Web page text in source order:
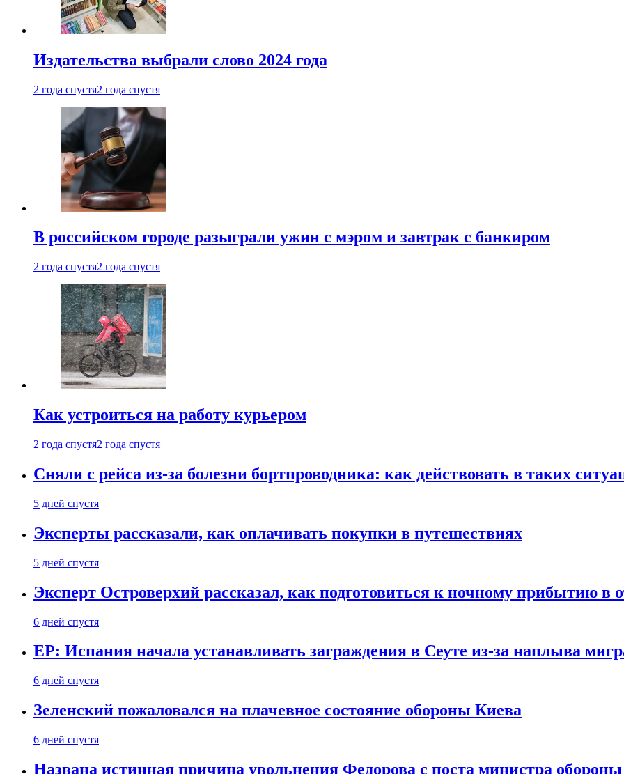
Издательства выбрали слово 2024 года
2 года спустя2 года спустя
В российском городе разыграли ужин с мэром и завтрак с банкиром
2 года спустя2 года спустя
Как устроиться на работу курьером
2 года спустя2 года спустя
Сняли с рейса из-за болезни бортпроводника: как действовать в таких
5 дней спустя
Эксперты рассказали, как оплачивать покупки в путешествиях
5 дней спустя
Эксперт Островерхий рассказал, как подготовиться к ночному прибытию в
6 дней спустя
EP: Испания начала устанавливать заграждения в Сеуте из-за наплыва
6 дней спустя
Зеленский пожаловался на плачевное состояние обороны Киева
6 дней спустя
Названа истинная причина увольнения Федорова с поста министра